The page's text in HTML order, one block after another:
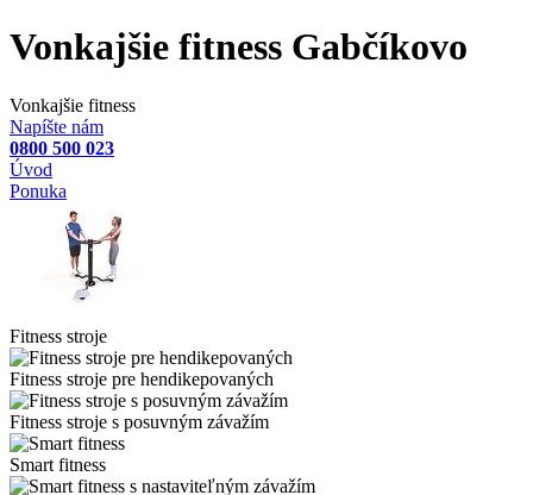
Vonkajšie fitness Gabčíkovo
Vonkajšie fitness
Napíšte nám
0800 500 023
Úvod
Ponuka
Fitness stroje
Fitness stroje pre hendikepovaných
Fitness stroje s posuvným závažím
Smart fitness